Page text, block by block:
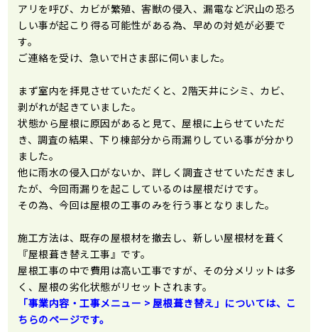
アリを呼び、カビが繁殖、害獣の侵入、漏電など沢山の恐ろ
しい事が起こり得る可能性がある為、早めの対処が必要で
す。
ご連絡を受け、急いでHさま邸に伺いました。
まず室内を拝見させていただくと、2階天井にシミ、カビ、
剥がれが起きていました。
状態から屋根に原因があると見て、屋根に上らせていただ
き、調査の結果、下り棟部分から雨漏りしている事が分かり
ました。
他に雨水の侵入口がないか、詳しく調査させていただきまし
たが、今回雨漏りを起こしているのは屋根だけです。
その為、今回は屋根の工事のみを行う事となりました。
施工方法は、既存の屋根材を撤去し、新しい屋根材を葺く
『屋根葺き替え工事』です。
屋根工事の中で費用は高い工事ですが、その分メリットは多
く、屋根の劣化状態がリセットされます。
「事業内容・工事メニュー > 屋根葺き替え 」については、こ
ちらのページです。